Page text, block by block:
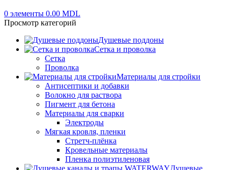
0 элементы 0.00 MDL
Просмотр категорий
Душевые поддоны
Сетка и проволка
Сетка
Проволка
Материалы для стройки
Антисептики и добавки
Волокно для раствора
Пигмент для бетона
Материалы для сварки
Электроды
Мягкая кровля, пленки
Стретч-плёнка
Кровельные материалы
Пленка полиэтиленовая
Душевые